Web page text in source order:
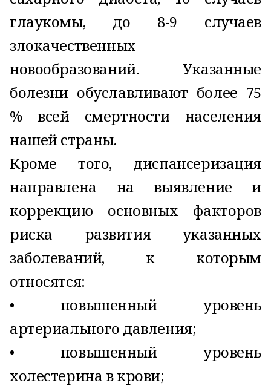
глаукомы, до 8-9 случаев
злокачественных
новообразований. Указанные
болезни обуславливают более 75
% всей смертности населения
нашей страны.
Кроме того, диспансеризация
направлена на выявление и
коррекцию основных факторов
риска развития указанных
заболеваний, к которым
относятся:
• повышенный уровень
артериального давления;
• повышенный уровень
холестерина в крови;